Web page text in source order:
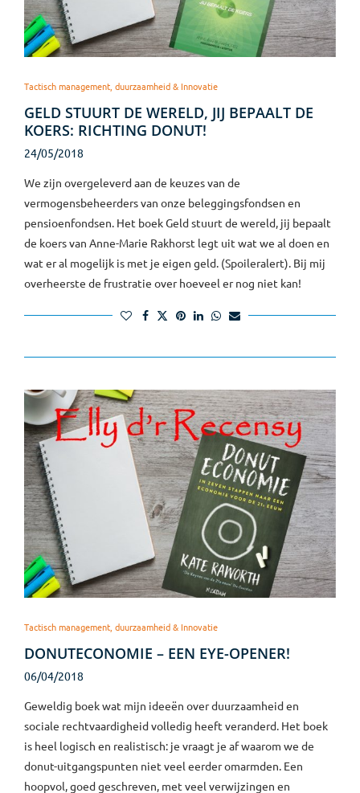
Tactisch management, duurzaamheid & Innovatie
GELD STUURT DE WERELD, JIJ BEPAALT DE
KOERS: RICHTING DONUT!
24/05/2018
We zijn overgeleverd aan de keuzes van de
vermogensbeheerders van onze beleggingsfondsen en
pensioenfondsen. Het boek Geld stuurt de wereld, jij bepaalt
de koers van Anne-Marie Rakhorst legt uit wat we al doen en
wat er al mogelijk is met je eigen geld. (Spoileralert). Bij mij
overheerste de frustratie over hoeveel er nog niet kan!
Tactisch management, duurzaamheid & Innovatie
DONUTECONOMIE – EEN EYE-OPENER!
06/04/2018
Geweldig boek wat mijn ideeën over duurzaamheid en
sociale rechtvaardigheid volledig heeft veranderd. Het boek
is heel logisch en realistisch: je vraagt je af waarom we de
donut-uitgangspunten niet veel eerder omarmden. Een
hoopvol, goed geschreven, met veel verwijzingen en